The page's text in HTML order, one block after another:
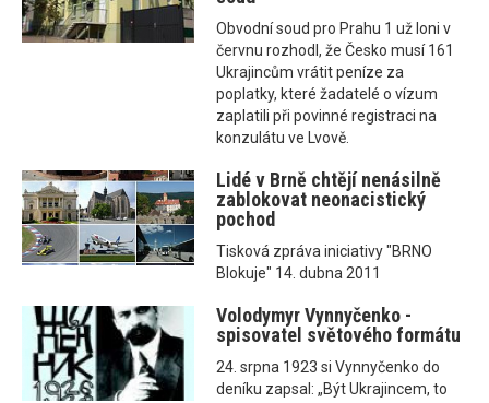
Obvodní soud pro Prahu 1 už loni v
červnu rozhodl, že Česko musí 161
Ukrajincům vrátit peníze za
poplatky, které žadatelé o vízum
zaplatili při povinné registraci na
konzulátu ve Lvově.
Lidé v Brně chtějí nenásilně
zablokovat neonacistický
pochod
Tisková zpráva iniciativy "BRNO
Blokuje" 14. dubna 2011
Volodymyr Vynnyčenko -
spisovatel světového formátu
24. srpna 1923 si Vynnyčenko do
deníku zapsal: „Být Ukrajincem, to